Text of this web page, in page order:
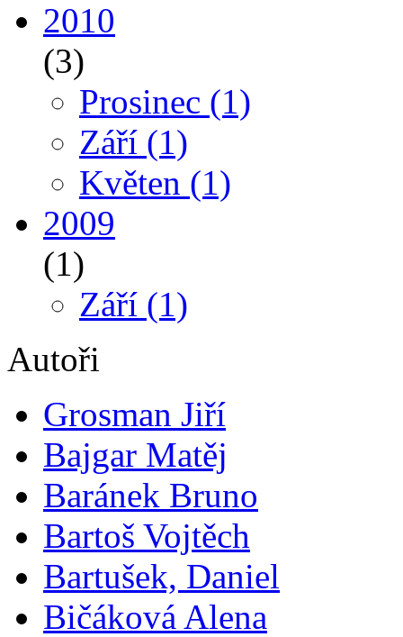
2010
(3)
Prosinec (1)
Září (1)
Květen (1)
2009
(1)
Září (1)
Autoři
Grosman Jiří
Bajgar Matěj
Baránek Bruno
Bartoš Vojtěch
Bartušek, Daniel
Bičáková Alena